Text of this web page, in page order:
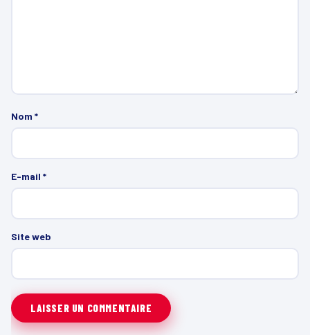
Nom *
E-mail *
Site web